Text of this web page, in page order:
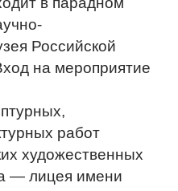
Российской
на мероприятие
работ
художественных
— лицея имени